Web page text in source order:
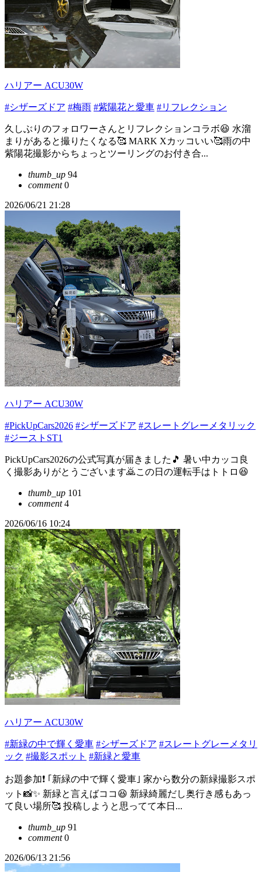
ハリアー ACU30W
#シザーズドア #梅雨 #紫陽花と愛車 #リフレクション
久しぶりのフォロワーさんとリフレクションコラボ😆 水溜
まりがあると撮りたくなる🥰 MARK Xカッコいい🥰雨の中
紫陽花撮影からちょっとツーリングのお付き合...
thumb_up 94
comment0
2026/06/21 21:28
ハリアー ACU30W
#PickUpCars2026 #シザーズドア #スレートグレーメタリック
#ジーストST1
PickUpCars2026の公式写真が届きました🎵 暑い中カッコ良
く撮影ありがとうございます🙇この日の運転手はトトロ😆
thumb_up 101
comment4
2026/06/16 10:24
ハリアー ACU30W
#新緑の中で輝く愛車 #シザーズドア #スレートグレーメタリ
ック #撮影スポット #新緑と愛車
お題参加❗ ｢新緑の中で輝く愛車｣ 家から数分の新緑撮影スポ
ット📸✨ 新緑と言えばココ😆 新緑綺麗だし奥行き感もあっ
て良い場所🥰 投稿しようと思ってて本日...
thumb_up 91
comment0
2026/06/13 21:56